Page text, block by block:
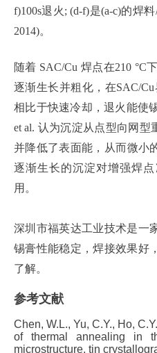
f)100s退火; (d-f)是(a-c)的焊
2014)。
随着 SAC/Cu 焊点在210 °C
逐渐生长并粗化，在SAC/
相比于快速冷却，退火能使
et al. 认为沉淀从点型向网
并降低了表面能，从而微小
逐渐生长的沉淀对增强焊
用。
深圳市福英达工业技术是一
锡膏性能稳定，焊接效果好
了解。
参考文献
Chen, W.L., Yu, C.Y., Ho,
of thermal annealing in
microstructure, tin